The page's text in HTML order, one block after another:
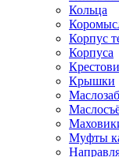
Кольца
Корпус
Корпуса
Крышки
Муфты